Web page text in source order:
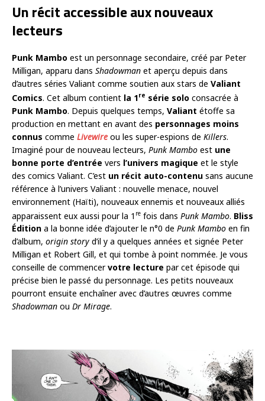
Un récit accessible aux nouveaux
lecteurs
Punk Mambo est un personnage secondaire, créé par Peter
Milligan, apparu dans Shadowman et aperçu depuis dans
d’autres séries Valiant comme soutien aux stars de Valiant
Comics. Cet album contient la 1re série solo consacrée à
Punk Mambo. Depuis quelques temps, Valiant étoffe sa
production en mettant en avant des personnages moins
connus comme Livewire ou les super-espions de Killers.
Imaginé pour de nouveau lecteurs, Punk Mambo est une
bonne porte d’entrée vers l’univers magique et le style
des comics Valiant. C’est un récit auto-contenu sans aucune
référence à l’univers Valiant : nouvelle menace, nouvel
environnement (Haïti), nouveaux ennemis et nouveaux alliés
apparaissent eux aussi pour la 1 re fois dans Punk Mambo. Bliss
Édition a la bonne idée d’ajouter le n°0 de Punk Mambo en fin
d’album, origin story d’il y a quelques années et signée Peter
Milligan et Robert Gill, et qui tombe à point nommée. Je vous
conseille de commencervotre lecture par cet épisode qui
précise bien le passé du personnage. Les petits nouveaux
pourront ensuite enchaîner avec d’autres œuvres comme
Shadowman ou Dr Mirage.